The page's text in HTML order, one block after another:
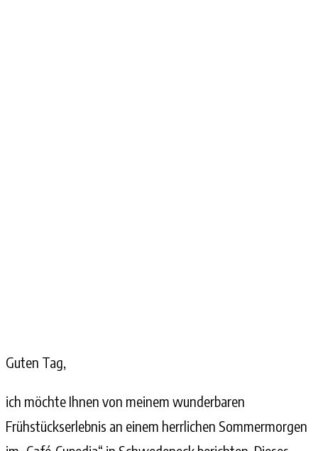
Guten Tag,
ich möchte Ihnen von meinem wunderbaren
Frühstückserlebnis an einem herrlichen Sommermorgen